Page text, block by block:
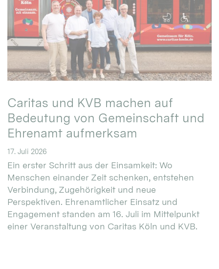
Caritas und KVB machen auf
Bedeutung von Gemeinschaft und
Ehrenamt aufmerksam
17. Juli 2026
Ein erster Schritt aus der Einsamkeit: Wo
Menschen einander Zeit schenken, entstehen
Verbindung, Zugehörigkeit und neue
Perspektiven. Ehrenamtlicher Einsatz und
Engagement standen am 16. Juli im Mittelpunkt
einer Veranstaltung von Caritas Köln und KVB.